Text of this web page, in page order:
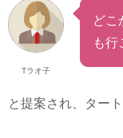
Tラオ子
どこ
も行
と提案され、ター